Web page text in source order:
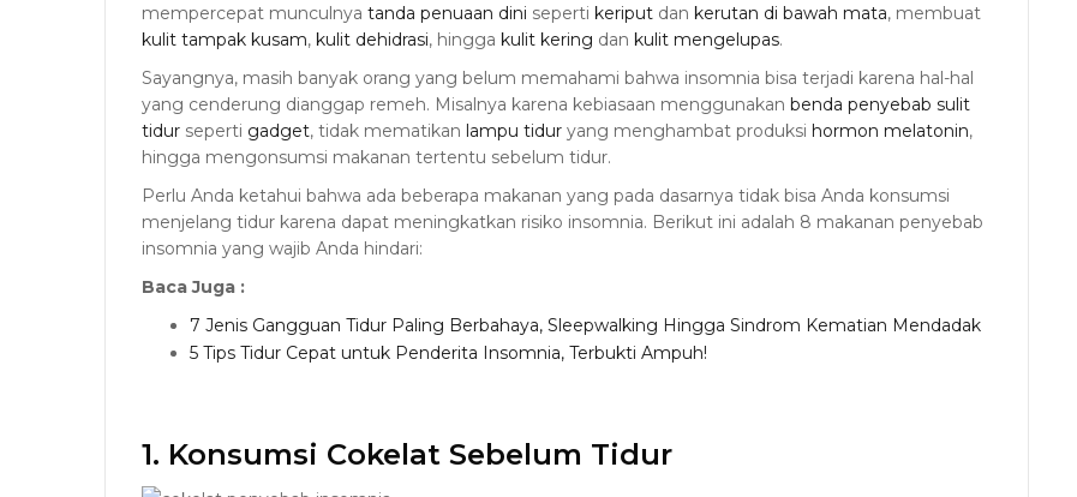
mempercepat munculnya tanda penuaan dini seperti keriput dan kerutan di bawah mata, membuat
kulit tampak kusam, kulit dehidrasi, hingga kulit kering dan kulit mengelupas.
Sayangnya, masih banyak orang yang belum memahami bahwa insomnia bisa terjadi karena hal-hal
yang cenderung dianggap remeh. Misalnya karena kebiasaan menggunakan benda penyebab sulit
tidur seperti gadget, tidak mematikan lampu tidur yang menghambat produksi hormon melatonin,
hingga mengonsumsi makanan tertentu sebelum tidur.
Perlu Anda ketahui bahwa ada beberapa makanan yang pada dasarnya tidak bisa Anda konsumsi
menjelang tidur karena dapat meningkatkan risiko insomnia. Berikut ini adalah 8 makanan penyebab
insomnia yang wajib Anda hindari:
Baca Juga :
7 Jenis Gangguan Tidur Paling Berbahaya, Sleepwalking Hingga Sindrom Kematian Mendadak
5 Tips Tidur Cepat untuk Penderita Insomnia, Terbukti Ampuh!
1. Konsumsi Cokelat Sebelum Tidur